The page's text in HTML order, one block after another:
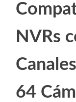
NVRs
64